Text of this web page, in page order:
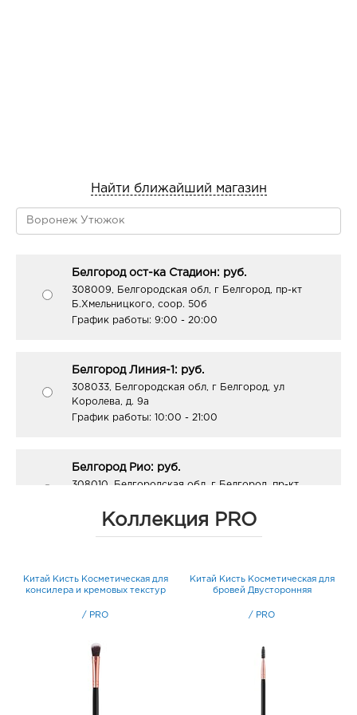
Найти ближайший магазин
Белгород ост-ка Стадион: руб.
308009, Белгородская обл, г Белгород, пр-кт
Б.Хмельницкого, соор. 50б
График работы: 9:00 - 20:00
Белгород Линия-1: руб.
308033, Белгородская обл, г Белгород, ул
Королева, д. 9а
График работы: 10:00 - 21:00
Белгород Рио: руб.
308010, Белгородская обл, г Белгород, пр-кт
График работы:10:00 - 21:00
394033, Воронежская обл, г Воронеж, пр-кт
Ленинский, д. 95б
График работы:
Воронеж Тенистый: руб.
394070, Воронежская обл, г Воронеж, ул
Тепличная, д. 4а
Коллекция PRO
Китай Кисть Косметическая для
консилера и кремовых текстур
/ PRO
Китай Кисть Косметическая для
бровей Двусторонняя
/ PRO